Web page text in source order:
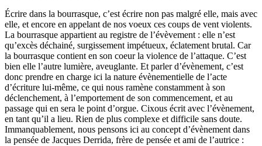
Écrire dans la bourrasque, c’est écrire non pas malgré elle, mais avec
elle, et encore en appelant de nos voeux ces coups de vent violents.
La bourrasque appartient au registre de l’évèvement : elle n’est
qu’excès déchainé, surgissement impétueux, éclatement brutal. Car
la bourrasque contient en son coeur la violence de l’attaque. C’est
bien elle l’autre lumière, aveuglante. Et parler d’évènement, c’est
donc prendre en charge ici la nature évènementielle de l’acte
d’écriture lui-même, ce qui nous ramène constamment à son
déclenchement, à l’emportement de son commencement, et au
passage qui en sera le point d’orgue. Cixous écrit avec l’évènement,
en tant qu’il a lieu. Rien de plus complexe et difficile sans doute.
Immanquablement, nous pensons ici au concept d’évènement dans
la pensée de Jacques Derrida, frère de pensée et ami de l’autrice :